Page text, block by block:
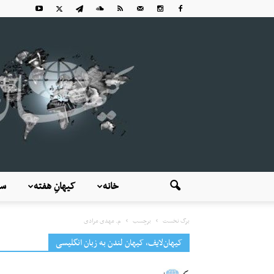
کیهانِ هفته خانه
برگ نخست برچسب م. مهدی مرادی
کیهان‌لایف، کیهان لندن به زبان انگلیسی